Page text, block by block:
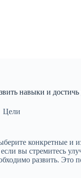
навыки и достичь
Цели
конкретные и
вы стремитесь
развить. Это